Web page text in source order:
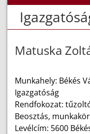
Matuska
Munkahely: Békés
Igazgatóság
Rendfokozat:
Beosztás,
Levélcím: 5600